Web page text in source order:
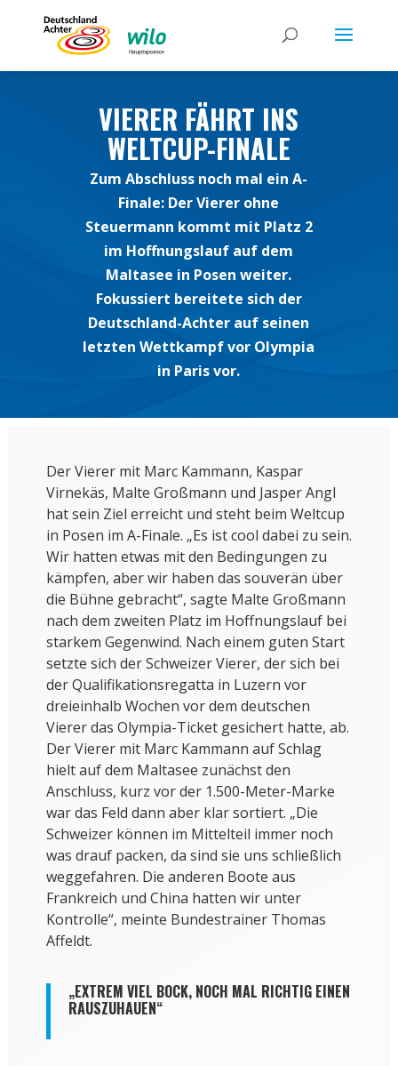
VIERER FÄHRT INS
WELTCUP-FINALE
Zum Abschluss noch mal ein A-
Finale: Der Vierer ohne
Steuermann kommt mit Platz 2
im Hoffnungslauf auf dem
Maltasee in Posen weiter.
Fokussiert bereitete sich der
Deutschland-Achter auf seinen
letzten Wettkampf vor Olympia
in Paris vor.
Der Vierer mit Marc Kammann, Kaspar
Virnekäs, Malte Großmann und Jasper Angl
hat sein Ziel erreicht und steht beim Weltcup
in Posen im A-Finale. „Es ist cool dabei zu sein.
Wir hatten etwas mit den Bedingungen zu
kämpfen, aber wir haben das souverän über
die Bühne gebracht“, sagte Malte Großmann
nach dem zweiten Platz im Hoffnungslauf bei
starkem Gegenwind. Nach einem guten Start
setzte sich der Schweizer Vierer, der sich bei
der Qualifikationsregatta in Luzern vor
dreieinhalb Wochen vor dem deutschen
Vierer das Olympia-Ticket gesichert hatte, ab.
Der Vierer mit Marc Kammann auf Schlag
hielt auf dem Maltasee zunächst den
Anschluss, kurz vor der 1.500-Meter-Marke
war das Feld dann aber klar sortiert. „Die
Schweizer können im Mittelteil immer noch
was drauf packen, da sind sie uns schließlich
weggefahren. Die anderen Boote aus
Frankreich und China hatten wir unter
Kontrolle“, meinte Bundestrainer Thomas
Affeldt.
„EXTREM VIEL BOCK, NOCH MAL RICHTIG EINEN
RAUSZUHAUEN“